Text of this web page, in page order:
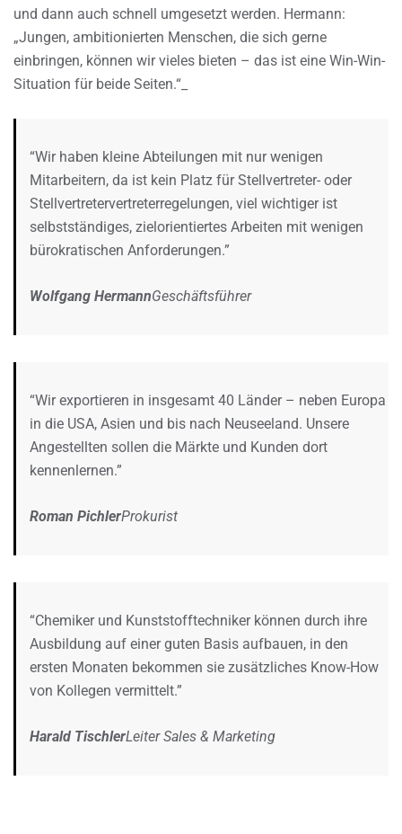
und dann auch schnell umgesetzt werden. Hermann:
„Jungen, ambitionierten Menschen, die sich gerne
einbringen, können wir vieles bieten – das ist eine Win-Win-
Situation für beide Seiten.“_
“Wir haben kleine Abteilungen mit nur wenigen
Mitarbeitern, da ist kein Platz für Stellvertreter- oder
Stellvertretervertreterregelungen, viel wichtiger ist
selbstständiges, zielorientiertes Arbeiten mit wenigen
bürokratischen Anforderungen.”
Wolfgang HermannGeschäftsführer
“Wir exportieren in insgesamt 40 Länder – neben Europa
in die USA, Asien und bis nach Neuseeland. Unsere
Angestellten sollen die Märkte und Kunden dort
kennenlernen.”
Roman PichlerProkurist
“Chemiker und Kunststofftechniker können durch ihre
Ausbildung auf einer guten Basis aufbauen, in den
ersten Monaten bekommen sie zusätzliches Know-How
von Kollegen vermittelt.”
Harald TischlerLeiter Sales & Marketing